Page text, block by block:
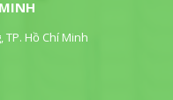
Hồ Chí Minh